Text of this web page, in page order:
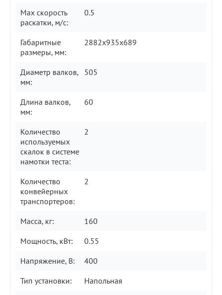
Max скорость
раскатки, м/с:
0.5
Габаритные
размеры, мм:
2882х935х689
Диаметр валков,
мм:
505
Длина валков,
мм:
60
Количество
используемых
скалок в системе
намотки теста:
2
Количество
конвейерных
транспортеров:
2
Масса, кг:
160
Мощность, кВт:
0.55
Напряжение, В:
400
Тип установки:
Напольная